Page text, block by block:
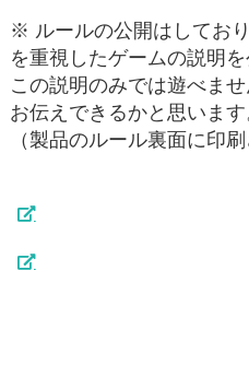
※ ルールの公開はしてお
を重視したゲームの説明を
この説明のみでは遊べま
お伝えできるかと思います
（製品のルール裏面に印